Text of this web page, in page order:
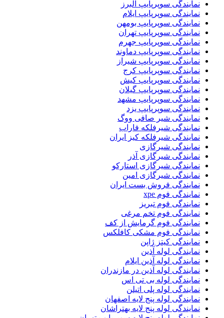
نمایندگی سوپرپایپ البرز
نمایندگی سوپرپایپ ایلام
نمایندگی سوپرپایپ بومهن
نمایندگی سوپرپایپ تهران
نمایندگی سوپرپایپ جهرم
نمایندگی سوپرپایپ دماوند
نمایندگی سوپرپایپ شیراز
نمایندگی سوپرپایپ کرج
نمایندگی سوپرپایپ کیش
نمایندگی سوپرپایپ گیلان
نمایندگی سوپرپایپ مشهد
نمایندگی سوپرپایپ یزد
نمایندگی شیر صافی ووگ
نمایندگی شیرفلکه فاراب
نمایندگی شیرفلکه کیز ایران
نمایندگی شیرگازی
نمایندگی شیرگازی آذر
نمایندگی شیرگازی استارکو
نمایندگی شیرگازی امین
نمایندگی فروش بست ایران
نمایندگی فوم xpe
نمایندگی فوم تبریز
نمایندگی فوم تخم مرغی
نمایندگی فوم گرمایش از کف
نمایندگی فوم مشکی کافلکس
نمایندگی کیتز ژاپن
نمایندگی لوله آذین
نمایندگی لوله آذین ایلام
نمایندگی لوله آذین در مازندران
نمایندگی لوله بی تی اس
نمایندگی لوله پلی اتیلن
نمایندگی لوله پنج لایه اصفهان
نمایندگی لوله پنج لایه بهتراشان